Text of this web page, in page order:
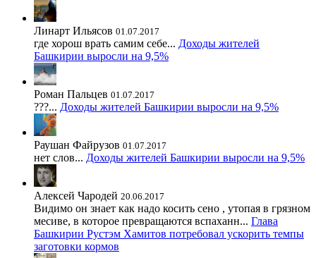
Линарт Ильясов 01.07.2017
где хорош врать самим себе... Доходы жителей
Башкирии выросли на 9,5%
Роман Пальцев 01.07.2017
???... Доходы жителей Башкирии выросли на 9,5%
Раушан Файрузов 01.07.2017
нет слов... Доходы жителей Башкирии выросли на 9,5%
Алексей Чародей 20.06.2017
Видимо он знает как надо косить сено , утопая в грязном
месиве, в которое превращаются вспаханн... Глава
Башкирии Рустэм Хамитов потребовал ускорить темпы
заготовки кормов